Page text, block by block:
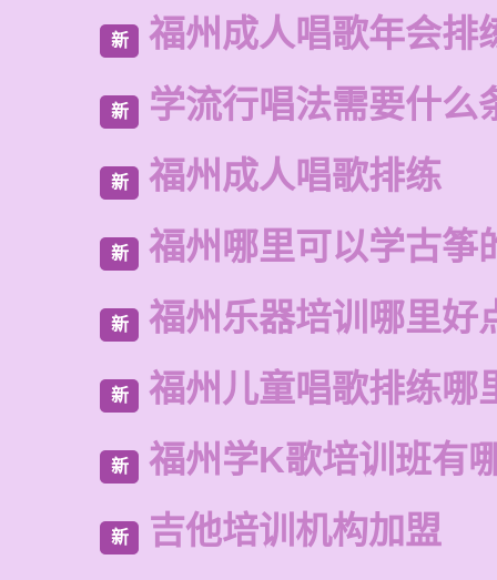
新 福州成人唱歌年会排
新 学流行唱法需要什么
新 福州成人唱歌排练
新 福州哪里可以学古筝
新 福州乐器培训哪里好
新 福州儿童唱歌排练哪
新 福州学K歌培训班有
新 吉他培训机构加盟